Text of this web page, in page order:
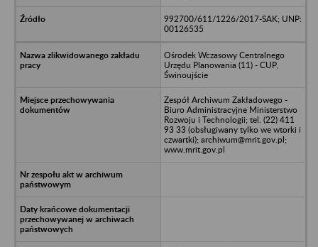
992700/611/1226/2017-SAK; UNP:
00126535
Ośrodek Wczasowy Centralnego
Urzędu Planowania (11) - CUP,
Świnoujście
Zespół Archiwum Zakładowego -
Biuro Administracyjne Ministerstwo
Rozwoju i Technologii; tel. (22) 411
93 33 (obsługiwany tylko we wtorki i
czwartki); archiwum@mrit.gov.pl;
www.mrit.gov.pl